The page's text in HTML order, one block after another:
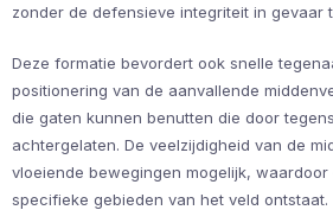
zonder de defensieve integriteit in gevaar
Deze formatie bevordert ook snelle
positionering van de aanvallende
die gaten kunnen benutten die door
achtergelaten. De veelzijdigheid van de
vloeiende bewegingen mogelijk, waardoor
specifieke gebieden van het veld ontstaat.